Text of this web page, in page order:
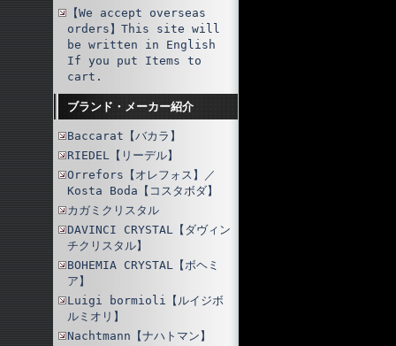
【We accept overseas
orders】This site will
be written in English
If you put Items to
cart.
ブランド・メーカー紹介
Baccarat【バカラ】
RIEDEL【リーデル】
Orrefors【オレフォス】／
Kosta Boda【コスタボダ】
カガミクリスタル
DAVINCI CRYSTAL【ダヴィン
チクリスタル】
BOHEMIA CRYSTAL【ボヘミ
ア】
Luigi bormioli【ルイジボ
ルミオリ】
Nachtmann【ナハトマン】